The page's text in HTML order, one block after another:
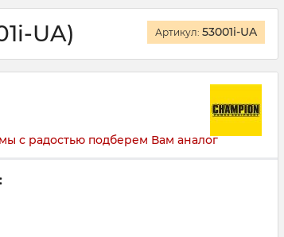
UA) Артикул: 53001i-UA
с радостью подберем Вам аналог